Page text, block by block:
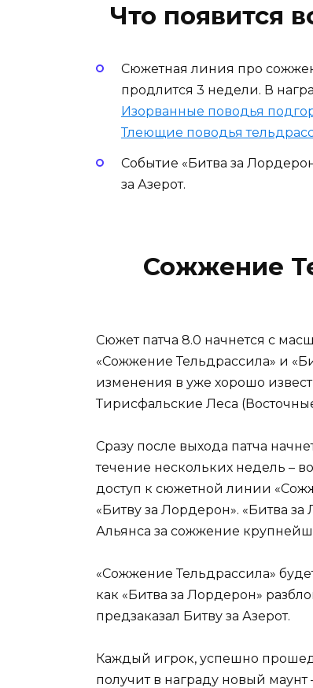
Что появится
Сюжетная линия про
продлится 3 недели. В
Изорванные поводья
Тлеющие поводья
Событие «Битва за
за Азерот.
Сожжение
Сюжет патча 8.0 начнется с
«Сожжение Тельдрассила» и
изменения в уже хорошо
Тирисфальские Леса
Сразу после выхода патча
течение нескольких недель –
доступ к сюжетной линии
«Битву за Лордерон». «Битва
Альянса за сожжение
«Сожжение Тельдрассила»
как «Битва за Лордерон»
предзаказал Битву за Азерот.
Каждый игрок, успешно
получит в награду новый маунт